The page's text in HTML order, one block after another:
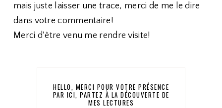
mais juste laisser une trace, merci de me le dire
dans votre commentaire!
Merci d'être venu me rendre visite!
HELLO, MERCI POUR VOTRE PRÉSENCE
PAR ICI, PARTEZ À LA DÉCOUVERTE DE
MES LECTURES